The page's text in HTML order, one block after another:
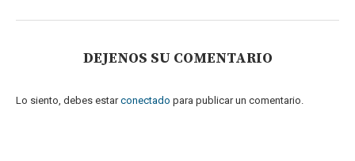
DEJENOS SU COMENTARIO
Lo siento, debes estarconectado para publicar un comentario.